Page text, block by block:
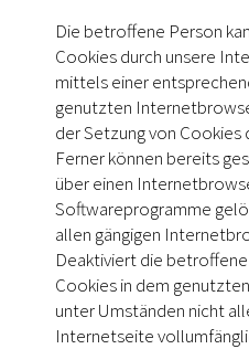
Die betroffene Person
Cookies durch unsere
mittels einer
genutzten
der Setzung von
Ferner können bereits
über einen
Softwareprogramme
allen gängigen
Deaktiviert die
Cookies in dem
unter Umständen nicht
Internetseite